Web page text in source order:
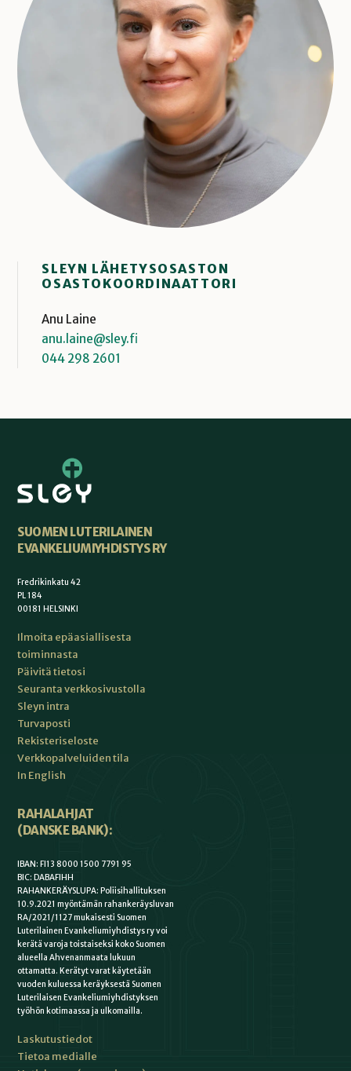
SLEYN LÄHETYSOSASTON
OSASTOKOORDINAATTORI
Anu Laine
anu.laine@sley.fi
044 298 2601
SUOMEN LUTERILAINEN
EVANKELIUMIYHDISTYS RY
Fredrikinkatu 42
PL 184
00181 HELSINKI
Ilmoita epäasiallisesta
toiminnasta
Päivitä tietosi
Seuranta verkkosivustolla
Sleyn intra
Turvaposti
Rekisteriseloste
Verkkopalveluiden tila
In English
RAHALAHJAT
(DANSKE BANK):
IBAN: FI13 8000 1500 7791 95
BIC: DABAFIHH
RAHANKERÄYSLUPA: Poliisihallituksen
10.9.2021 myöntämän rahankeräysluvan
RA/2021/1127 mukaisesti Suomen
Luterilainen Evankeliumiyhdistys ry voi
kerätä varoja toistaiseksi koko Suomen
alueella Ahvenanmaata lukuun
ottamatta. Kerätyt varat käytetään
vuoden kuluessa keräyksestä Suomen
Luterilaisen Evankeliumiyhdistyksen
työhön kotimaassa ja ulkomailla.
Laskutustiedot
Tietoa medialle